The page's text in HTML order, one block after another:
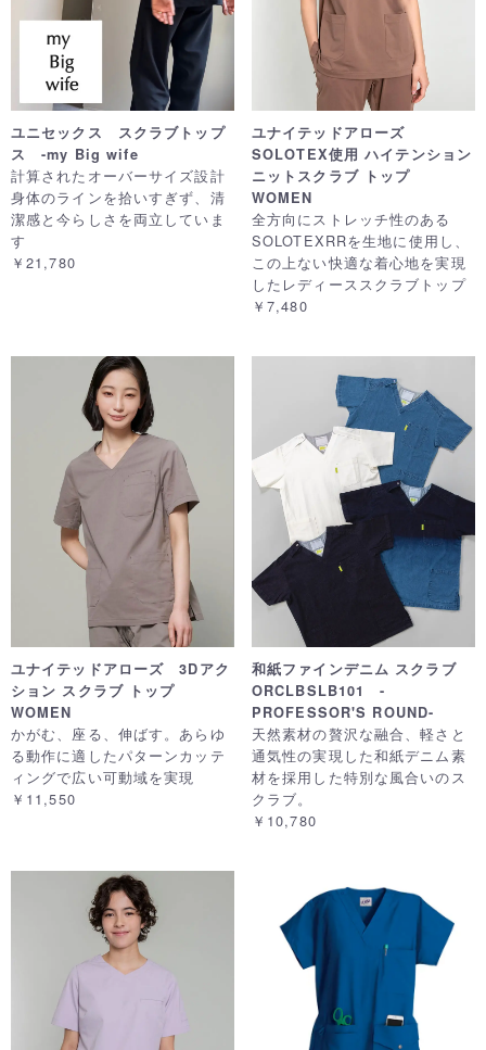
ユニセックス スクラブトップ
ス -my Big wife
計算されたオーバーサイズ設計
身体のラインを拾いすぎず、清
潔感と今らしさを両立していま
す
￥21,780
ユナイテッドアローズ
SOLOTEX使用 ハイテンション
ニットスクラブ トップ
WOMEN
全方向にストレッチ性のある
SOLOTEXRRを生地に使用し、
この上ない快適な着心地を実現
したレディーススクラブトップ
￥7,480
ユナイテッドアローズ 3Dアク
ション スクラブ トップ
WOMEN
かがむ、座る、伸ばす。あらゆ
る動作に適したパターンカッテ
ィングで広い可動域を実現
￥11,550
和紙ファインデニム スクラブ
ORCLBSLB101 -
PROFESSOR'S ROUND-
天然素材の贅沢な融合、軽さと
通気性の実現した和紙デニム素
材を採用した特別な風合いのス
クラブ。
￥10,780